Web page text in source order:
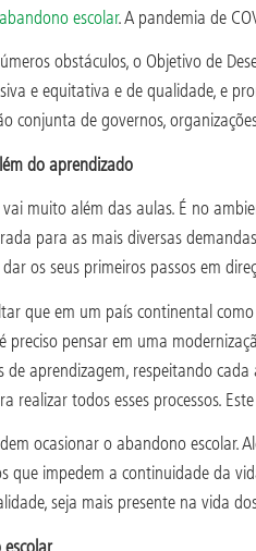
abandono escolar. A pandemia de
obstáculos, o Objetivo de
e equitativa e de qualidade, e
conjunta de governos,
do aprendizado
muito além das aulas. É no
para as mais diversas
os seus primeiros passos em
que em um país continental
preciso pensar em uma
aprendizagem, respeitando
realizar todos esses processos.
ocasionar o abandono
que impedem a continuidade da
seja mais presente na vida